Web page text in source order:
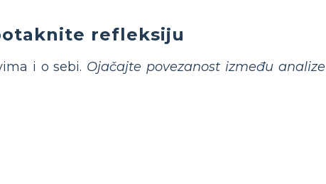
refleksiju
i o sebi. Ojačajte povezanost između